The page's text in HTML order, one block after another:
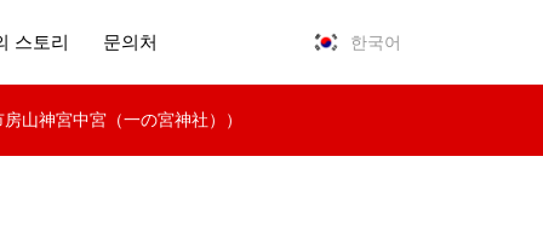
스토리 문의처 한국어
山神宮中宮（一の宮神社））